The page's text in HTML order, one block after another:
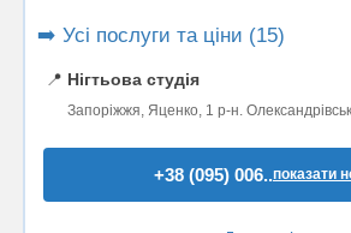
➡️ Усі послуги та ціни (15)
📍 Нігтьова студія
Запоріжжя, Яценко, 1 р-н.
+38 (095) 006..показати